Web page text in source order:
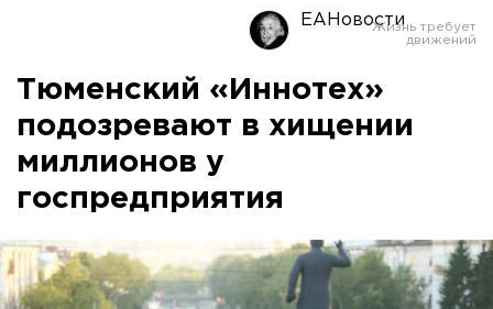
ЕАНовости
Тюменский «Иннотех»
подозревают в хищении
миллионов у
госпредприятия